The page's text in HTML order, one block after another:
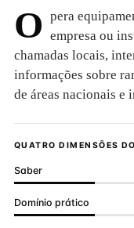
O pera
empresa ou
chamadas locais,
informações sobre
de áreas nacionais e
QUATRO DIMENSÕES
Saber
Domínio prático